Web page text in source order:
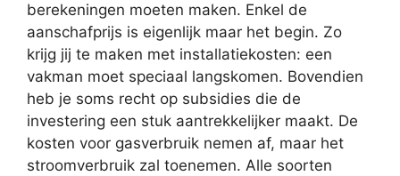
berekeningen moeten maken. Enkel de
aanschafprijs is eigenlijk maar het begin. Zo
krijg jij te maken met installatiekosten: een
vakman moet speciaal langskomen. Bovendien
heb je soms recht op subsidies die de
investering een stuk aantrekkelijker maakt. De
kosten voor gasverbruik nemen af, maar het
stroomverbruik zal toenemen. Alle soorten